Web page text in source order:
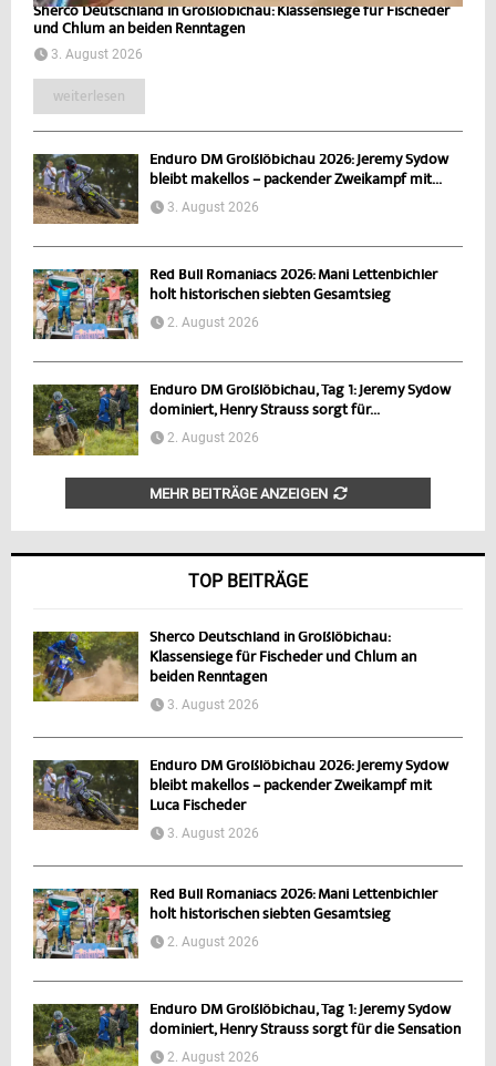
Sherco Deutschland in Großlöbichau: Klassensiege für Fischeder
und Chlum an beiden Renntagen
3. August 2026
weiterlesen
Enduro DM Großlöbichau 2026: Jeremy Sydow
bleibt makellos – packender Zweikampf mit...
3. August 2026
Red Bull Romaniacs 2026: Mani Lettenbichler
holt historischen siebten Gesamtsieg
2. August 2026
Enduro DM Großlöbichau, Tag 1: Jeremy Sydow
dominiert, Henry Strauss sorgt für...
2. August 2026
MEHR BEITRÄGE ANZEIGEN
TOP BEITRÄGE
Sherco Deutschland in Großlöbichau:
Klassensiege für Fischeder und Chlum an
beiden Renntagen
3. August 2026
Enduro DM Großlöbichau 2026: Jeremy Sydow
bleibt makellos – packender Zweikampf mit
Luca Fischeder
3. August 2026
Red Bull Romaniacs 2026: Mani Lettenbichler
holt historischen siebten Gesamtsieg
2. August 2026
Enduro DM Großlöbichau, Tag 1: Jeremy Sydow
dominiert, Henry Strauss sorgt für die Sensation
2. August 2026